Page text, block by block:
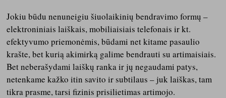
Jokiu būdu nenuneigiu šiuolaikinių bendravimo formų –
elektroniniais laiškais, mobiliaisiais telefonais ir kt.
efektyvumo priemonėmis, būdami net kitame pasaulio
krašte, bet kurią akimirką galime bendrauti su artimaisiais.
Bet neberašydami laiškų ranka ir jų negaudami patys,
netenkame kažko itin savito ir subtilaus – juk laiškas, tam
tikra prasme, tarsi fizinis prisilietimas artimojo.